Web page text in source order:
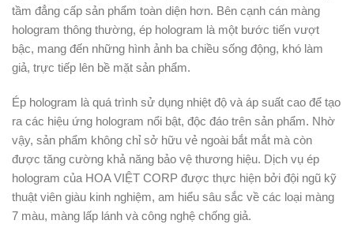
tầm đẳng cấp sản phẩm toàn diện hơn. Bên cạnh cán màng
hologram thông thường, ép hologram là một bước tiến vượt
bậc, mang đến những hình ảnh ba chiều sống động, khó làm
giả, trực tiếp lên bề mặt sản phẩm.
Ép hologram là quá trình sử dụng nhiệt độ và áp suất cao để tạo
ra các hiệu ứng hologram nổi bật, độc đáo trên sản phẩm. Nhờ
vậy, sản phẩm không chỉ sở hữu vẻ ngoài bắt mắt mà còn
được tăng cường khả năng bảo vệ thương hiệu. Dịch vụ ép
hologram của HOA VIỆT CORP được thực hiện bởi đội ngũ kỹ
thuật viên giàu kinh nghiệm, am hiểu sâu sắc về các loại màng
7 màu, màng lấp lánh và công nghệ chống giả.